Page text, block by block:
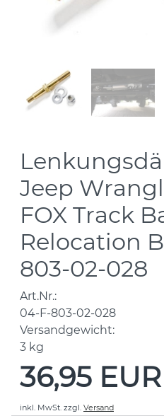
Jeep
FOX Track
Relocation
803-02-028
Art.Nr.:
04-F-803-02-028
Versandgewicht:
3 kg
36,95 EUR
inkl. MwSt. zzgl. Versand